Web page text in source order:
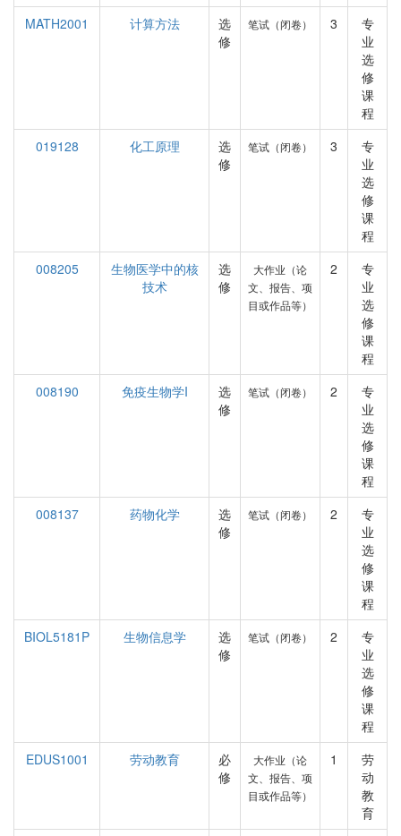
MATH2001
计算方法
选
修
笔试（闭卷） 3
专
业
选
修
课
程
019128
化工原理
选
修
笔试（闭卷） 3
专
业
选
修
课
程
008205
生物医学中的核
技术
选
修
大作业（论
文、报告、项
目或作品等）
2
专
业
选
修
课
程
008190
免疫生物学I
选
修
笔试（闭卷） 2
专
业
选
修
课
程
008137
药物化学
选
修
笔试（闭卷） 2
专
业
选
修
课
程
BIOL5181P
生物信息学
选
修
笔试（闭卷） 2
专
业
选
修
课
程
EDUS1001
劳动教育
必
修
大作业（论
文、报告、项
目或作品等）
1
劳
动
教
育